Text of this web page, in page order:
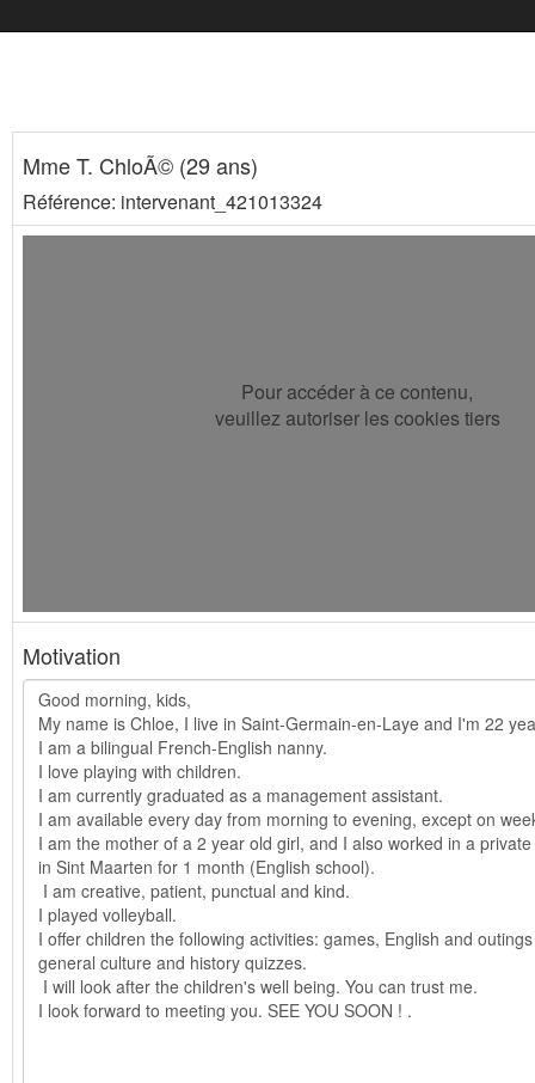
Mme T. ChloÃ© (29 ans)
Référence: intervenant_421013324
Pour accéder à ce contenu,
veuillez autoriser les cookies tiers
Motivation